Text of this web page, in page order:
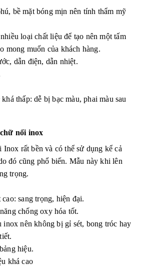
bề mặt bóng mịn nên tính thẩm mỹ
loại chất liệu để tạo nên một tấm
mong muốn của khách hàng.
dẫn điện, dẫn nhiệt.
thấp: dễ bị bạc màu, phai màu sau
nổi inox
rất bền và có thể sử dụng kể cả
đó cũng phổ biến. Mẫu này khi lên
trọng.
sang trọng, hiện đại.
chống oxy hóa tốt.
nên không bị gỉ sét, bong tróc hay
hiệu.
khá cao